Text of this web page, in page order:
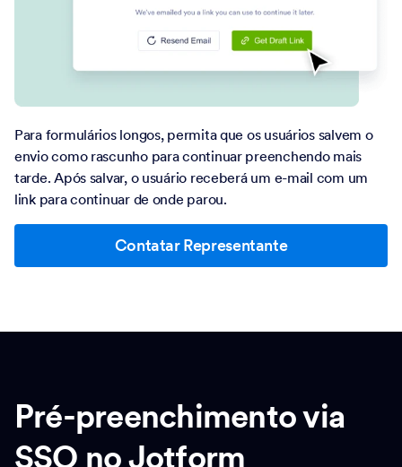
Para formulários longos, permita que os usuários salvem o
envio como rascunho para continuar preenchendo mais
tarde. Após salvar, o usuário receberá um e-mail com um
link para continuar de onde parou.
Contatar Representante
Pré-preenchimento via
SSO no Jotform